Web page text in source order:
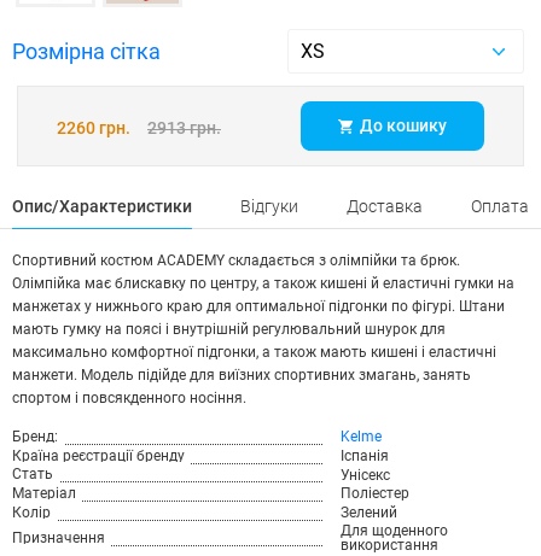
Розмірна сітка
2260 грн. 2913 грн. До кошику
Опис/Характеристики Відгуки Доставка Оплата
Спортивний костюм ACADEMY складається з олімпійки та брюк.
Олімпійка має блискавку по центру, а також кишені й еластичні гумки на
манжетах у нижнього краю для оптимальної підгонки по фігурі. Штани
мають гумку на поясі і внутрішній регулювальний шнурок для
максимально комфортної підгонки, а також мають кишені і еластичні
манжети. Модель підійде для виїзних спортивних змагань, занять
спортом і повсякденного носіння.
Бренд:
Kelme
Країна реєстрації бренду
Іспанія
Стать
Унісекс
Матеріал
Поліестер
Колір
Зелений
Призначення
Для щоденного
використання